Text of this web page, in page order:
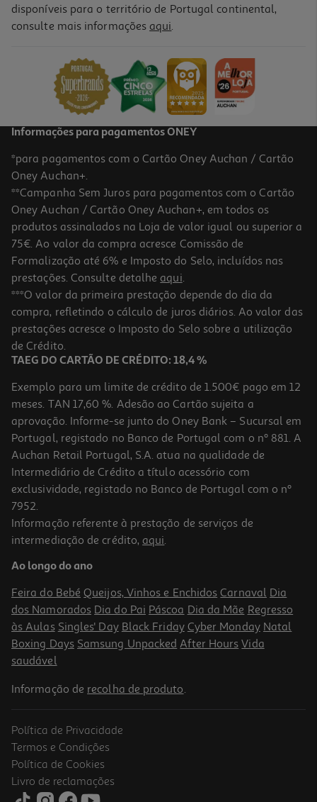
disponíveis para o território de Portugal continental,
consulte mais informações aqui.
Informações para pagamentos ONEY
*para pagamentos com o Cartão Oney Auchan / Cartão
Oney Auchan+.
**Campanha Sem Juros para pagamentos com o Cartão
Oney Auchan / Cartão Oney Auchan+, em todos os
produtos assinalados na Loja de valor igual ou superior a
75€. Ao valor da compra acresce Comissão de
Formalização até 6% e Imposto do Selo, incluídos nas
prestações. Consulte detalhe aqui.
***O valor da primeira prestação depende do dia da
compra, refletindo o cálculo de juros diários. Ao valor das
prestações acresce o Imposto do Selo sobre a utilização
de Crédito.
TAEG DO CARTÃO DE CRÉDITO: 18,4 %
Exemplo para um limite de crédito de 1.500€ pago em 12
meses. TAN 17,60 %. Adesão ao Cartão sujeita a
aprovação. Informe-se junto do Oney Bank – Sucursal em
Portugal, registado no Banco de Portugal com o nº 881. A
Auchan Retail Portugal, S.A. atua na qualidade de
Intermediário de Crédito a título acessório com
exclusividade, registado no Banco de Portugal com o nº
7952.
Informação referente à prestação de serviços de
intermediação de crédito, aqui.
Ao longo do ano
Feira do Bebé Queijos, Vinhos e Enchidos Carnaval Dia
dos Namorados Dia do Pai Páscoa Dia da Mãe Regresso
às Aulas Singles' Day Black Friday Cyber Monday Natal
Boxing Days Samsung Unpacked After Hours Vida
saudável
Informação de recolha de produto.
Política de Privacidade
Termos e Condições
Política de Cookies
Livro de reclamações